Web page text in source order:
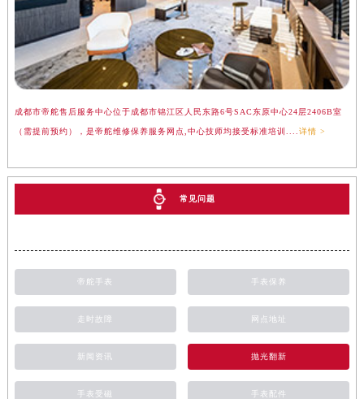
成都市帝舵售后服务中心位于成都市锦江区人民东路6号SAC东原中心24层2406B室
（需提前预约），是帝舵维修保养服务网点,中心技师均接受标准培训.... 详情 >
常见问题
帝舵手表 手表保养
走时故障 网点地址
新闻资讯 抛光翻新
手表受磁 手表配件